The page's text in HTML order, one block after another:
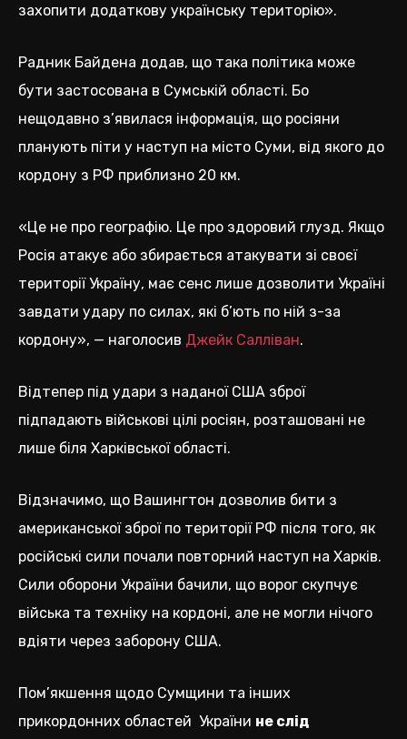
захопити додаткову українську територію».
Радник Байдена додав, що така політика може
бути застосована в Сумській області. Бо
нещодавно з’явилася інформація, що росіяни
планують піти у наступ на місто Суми, від якого до
кордону з РФ приблизно 20 км.
«Це не про географію. Це про здоровий глузд. Якщо
Росія атакує або збирається атакувати зі своєї
території Україну, має сенс лише дозволити Україні
завдати удару по силах, які б’ють по ній з-за
кордону», — наголосив Джейк Салліван.
Відтепер під удари з наданої США зброї
підпадають військові цілі росіян, розташовані не
лише біля Харківської області.
Відзначимо, що Вашингтон дозволив бити з
американської зброї по території РФ після того, як
російські сили почали повторний наступ на Харків.
Сили оборони України бачили, що ворог скупчує
війська та техніку на кордоні, але не могли нічого
вдіяти через заборону США.
Пом’якшення щодо Сумщини та інших
прикордонних областей України не слід